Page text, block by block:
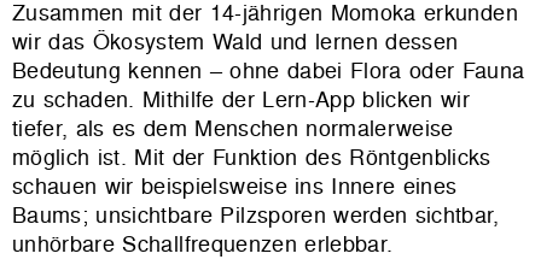
Zusammen mit der 14-jährigen Momoka erkunden
wir das Ökosystem Wald und lernen dessen
Bedeutung kennen – ohne dabei Flora oder Fauna
zu schaden. Mithilfe der Lern-App blicken wir
tiefer, als es dem Menschen normalerweise
möglich ist. Mit der Funktion des Röntgenblicks
schauen wir beispielsweise ins Innere eines
Baums; unsichtbare Pilzsporen werden sichtbar,
unhörbare Schallfrequenzen erlebbar.